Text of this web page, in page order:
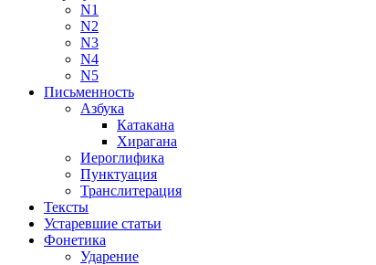
N1
N2
N3
N4
N5
Письменность
Азбука
Катакана
Хирагана
Иероглифика
Пунктуация
Транслитерация
Тексты
Устаревшие статьи
Фонетика
Ударение